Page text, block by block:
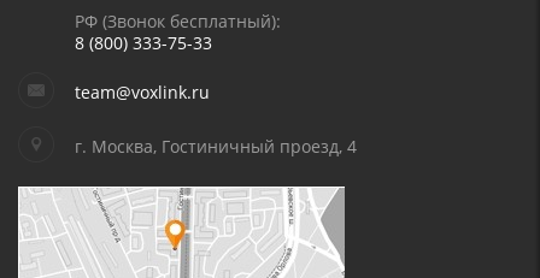
РФ (Звонок бесплатный):
8 (800) 333-75-33
team@voxlink.ru
г. Москва, Гостиничный проезд, 4